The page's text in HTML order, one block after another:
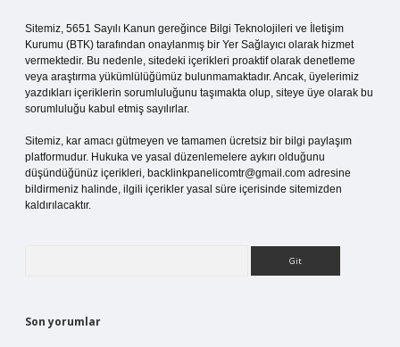
Sitemiz, 5651 Sayılı Kanun gereğince Bilgi Teknolojileri ve İletişim
Kurumu (BTK) tarafından onaylanmış bir Yer Sağlayıcı olarak hizmet
vermektedir. Bu nedenle, sitedeki içerikleri proaktif olarak denetleme
veya araştırma yükümlülüğümüz bulunmamaktadır. Ancak, üyelerimiz
yazdıkları içeriklerin sorumluluğunu taşımakta olup, siteye üye olarak bu
sorumluluğu kabul etmiş sayılırlar.
Sitemiz, kar amacı gütmeyen ve tamamen ücretsiz bir bilgi paylaşım
platformudur. Hukuka ve yasal düzenlemelere aykırı olduğunu
düşündüğünüz içerikleri, backlinkpanelicomtr@gmail.com adresine
bildirmeniz halinde, ilgili içerikler yasal süre içerisinde sitemizden
kaldırılacaktır.
Son yorumlar